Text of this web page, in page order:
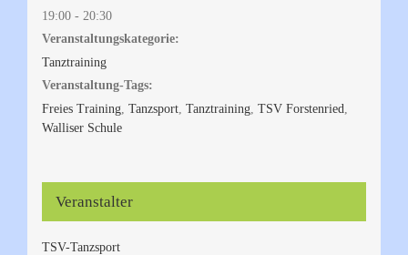
19:00 - 20:30
Veranstaltungskategorie:
Tanztraining
Veranstaltung-Tags:
Freies Training, Tanzsport, Tanztraining, TSV Forstenried
Walliser Schule
Veranstalter
TSV-Tanzsport